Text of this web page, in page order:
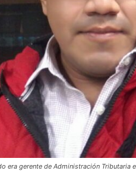
era gerente de Administración Tributaria